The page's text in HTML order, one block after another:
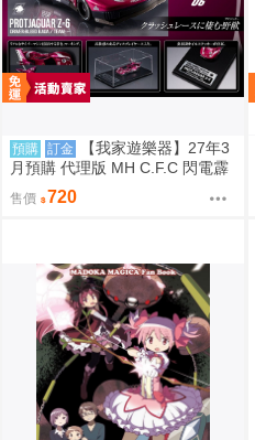
預購 訂金
【我家遊樂器】27年3
月預購 代理版 MH C.F.C 閃電霹
靂車 新世紀GPX 原始美洲豹Z-6
售價 720